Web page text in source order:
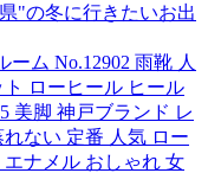
"の冬に行きたいお出
ム No.12902 雨靴 人
ローヒール ヒール
美脚 神戸ブランド レ
ない 定番 人気 ロー
ナメル おしゃれ 女